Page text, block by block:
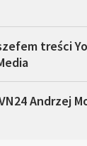
treści
Andrzej